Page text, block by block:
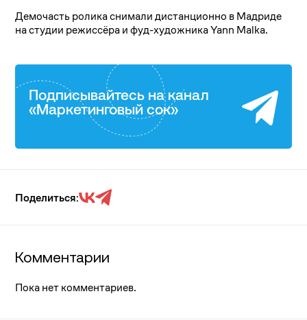
Демочасть ролика снимали дистанционно в Мадриде
на студии режиссёра и фуд-художника Yann Malka.
Подписывайтесь на канал
«Маркетинговый сок»
Поделиться:
Комментарии
Пока нет комментариев.